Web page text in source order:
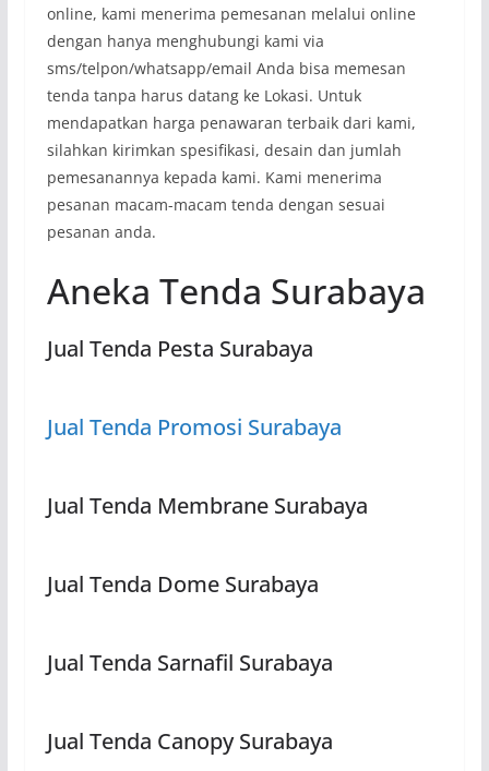
online, kami menerima pemesanan melalui online
dengan hanya menghubungi kami via
sms/telpon/whatsapp/email Anda bisa memesan
tenda tanpa harus datang ke Lokasi. Untuk
mendapatkan harga penawaran terbaik dari kami,
silahkan kirimkan spesifikasi, desain dan jumlah
pemesanannya kepada kami. Kami menerima
pesanan macam-macam tenda dengan sesuai
pesanan anda.
Aneka Tenda Surabaya
Jual Tenda Pesta Surabaya
Jual Tenda Promosi Surabaya
Jual Tenda Membrane Surabaya
Jual Tenda Dome Surabaya
Jual Tenda Sarnafil Surabaya
Jual Tenda Canopy Surabaya